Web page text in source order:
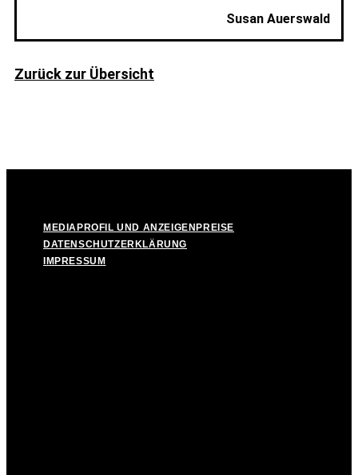
Susan Auerswald
Zurück zur Übersicht
MEDIAPROFIL UND ANZEIGENPREISE
DATENSCHUTZERKLÄRUNG
IMPRESSUM